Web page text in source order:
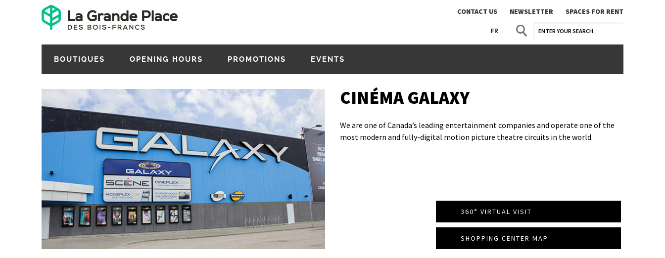
CONTACT US NEWSLETTER SPACES FOR RENT
FR
BOUTIQUES OPENING HOURS PROMOTIONS EVENTS
CINÉMA GALAXY
We are one of Canada’s leading entertainment companies and operate one of the
most modern and fully-digital motion picture theatre circuits in the world.
360° VIRTUAL VISIT
SHOPPING CENTER MAP